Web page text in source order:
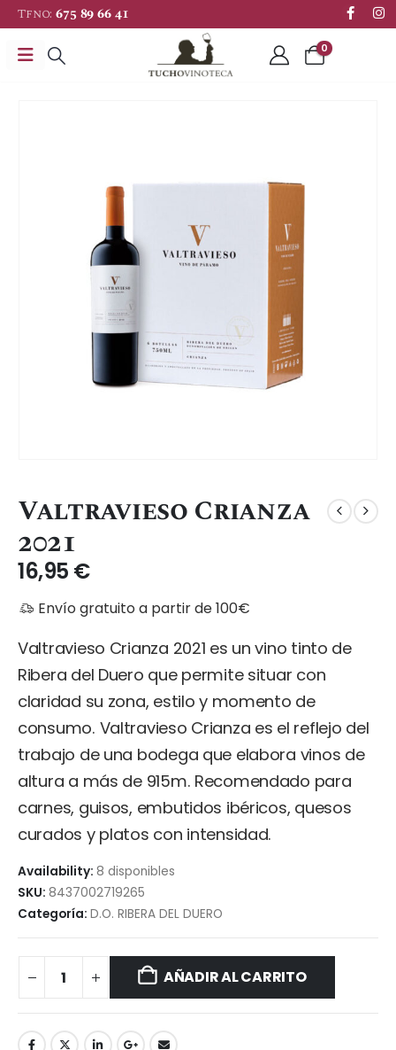
Tfno:675 89 66 41
0
Valtravieso Crianza
2021
16,95 €
Envío gratuito a partir de 100€
Valtravieso Crianza 2021 es un vino tinto de
Ribera del Duero que permite situar con
claridad su zona, estilo y momento de
consumo. Valtravieso Crianza es el reflejo del
trabajo de una bodega que elabora vinos de
altura a más de 915m. Recomendado para
carnes, guisos, embutidos ibéricos, quesos
curados y platos con intensidad.
Availability: 8 disponibles
SKU: 8437002719265
Categoría: D.O. RIBERA DEL DUERO
AÑADIR AL CARRITO